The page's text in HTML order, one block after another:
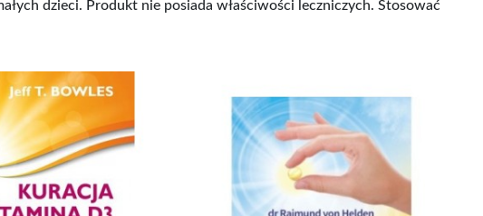
dzieci. Produkt nie posiada właściwości leczniczych. Stosować